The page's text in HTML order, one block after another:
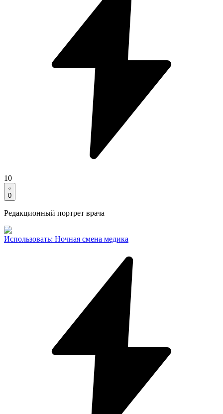
10
0
Редакционный портрет врача
Использовать: Ночная смена медика